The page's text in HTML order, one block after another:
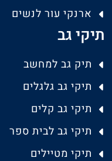
ארנקי עור לנשים
תיקי גב
תיק גב למחשב
תיקי גב גלגלים
תיקי גב קלים
תיקי גב לבית ספר
תיקי מטיילים